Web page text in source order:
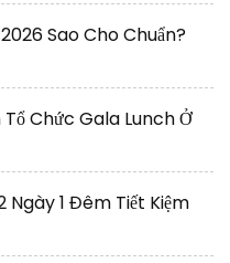
Sao Cho Chuẩn?
Chức Gala Lunch Ở
Ngày 1 Đêm Tiết Kiệm